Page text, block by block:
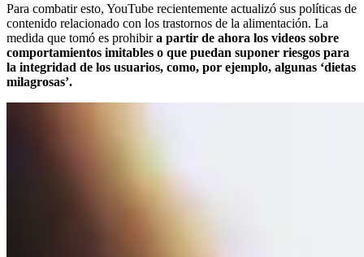
Para combatir esto, YouTube recientemente actualizó sus políticas de
contenido relacionado con los trastornos de la alimentación. La
medida que tomó es prohibira partir de ahora los videos sobre
comportamientos imitables o que puedan suponer riesgos para
la integridad de los usuarios, como, por ejemplo, algunas ‘dietas
milagrosas’.